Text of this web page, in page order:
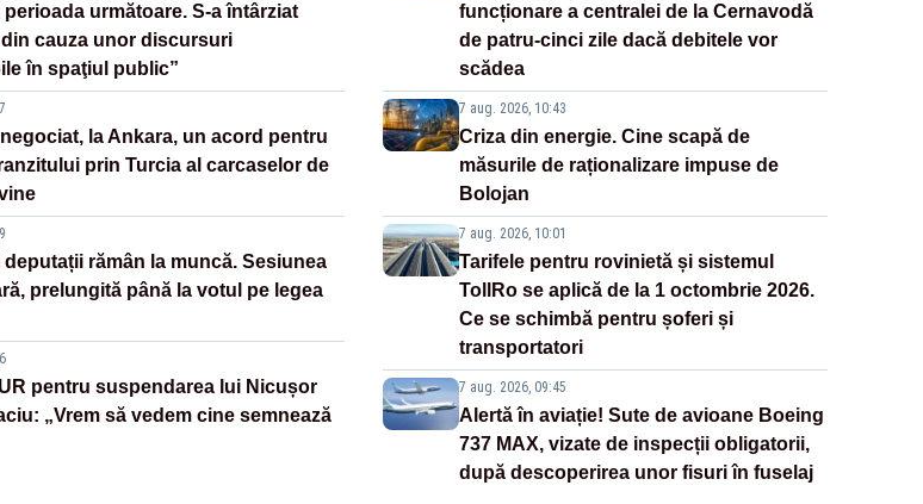
următoare. S-a întârziat
cauza unor discursuri
în spaţiul public”
la Ankara, un acord pentru
prin Turcia al carcaselor de
rămân la muncă. Sesiunea
prelungită până la votul pe legea
pentru suspendarea lui Nicușor
„Vrem să vedem cine semnează
funcționare a centralei de la Cernavodă
de patru-cinci zile dacă debitele vor
scădea
7 aug. 2026, 10:43
Criza din energie. Cine scapă de
măsurile de raționalizare impuse de
Bolojan
7 aug. 2026, 10:01
Tarifele pentru rovinietă și sistemul
TollRo se aplică de la 1 octombrie 2026.
Ce se schimbă pentru șoferi și
transportatori
7 aug. 2026, 09:45
Alertă în aviație! Sute de avioane Boeing
737 MAX, vizate de inspecții obligatorii,
după descoperirea unor fisuri în fuselaj